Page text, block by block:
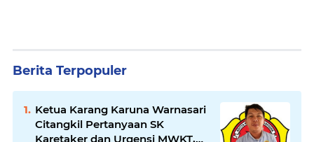
Berita Terpopuler
Ketua Karang Karuna Warnasari
Citangkil Pertanyaan SK
Karetaker dan Urgensi MWKT,